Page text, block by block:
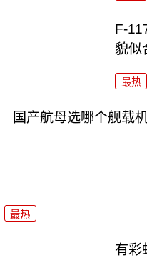
F-
貌似
最热
国产航母选哪个舰载
最热
有彩